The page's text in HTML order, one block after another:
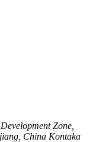
Zone,
China Kontaka